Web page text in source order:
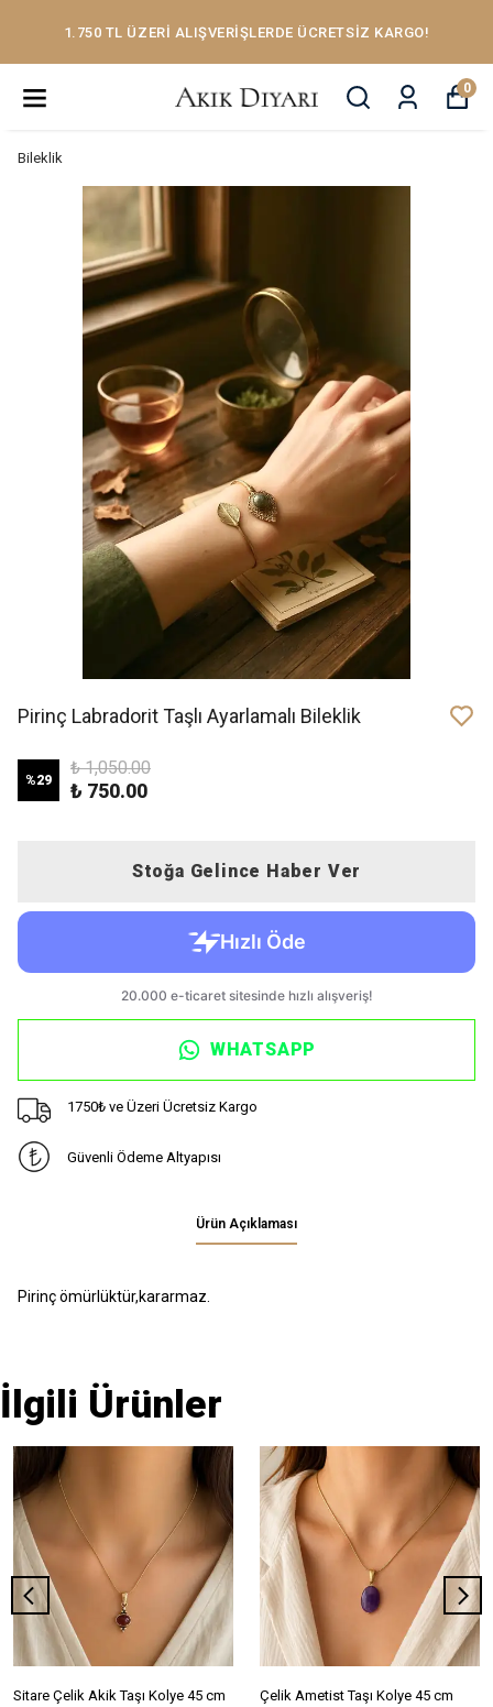
1.750 TL ÜZERİ ALIŞVERİŞLERDE ÜCRETSİZ KARGO!
0
Bileklik
Pirinç Labradorit Taşlı Ayarlamalı Bileklik
%29
₺ 1,050.00
₺ 750.00
Stoğa Gelince Haber Ver
WHATSAPP
1750₺ ve Üzeri Ücretsiz Kargo
Güvenli Ödeme Altyapısı
Ürün Açıklaması
Pirinç ömürlüktür,kararmaz.
İlgili Ürünler
Sitare Çelik Akik Taşı Kolye 45 cm Çelik Ametist Taşı Kolye 45 cm